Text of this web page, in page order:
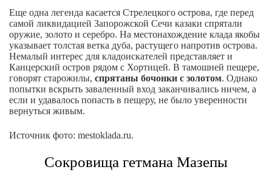
Еще одна легенда касается Стрелецкого острова, где перед
самой ликвидацией Запорожской Сечи казаки спрятали
оружие, золото и серебро. На местонахождение клада якобы
указывает толстая ветка дуба, растущего напротив острова.
Немалый интерес для кладоискателей представляет и
Канцерский остров рядом с Хортицей. В тамошней пещере,
говорят старожилы, спрятаны бочонки с золотом. Однако
попытки вскрыть заваленный вход заканчивались ничем, а
если и удавалось попасть в пещеру, не было уверенности
вернуться живым.
Источник фото: mestoklada.ru.
Сокровища гетмана Мазепы